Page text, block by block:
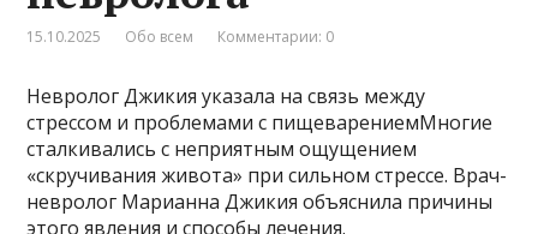
15.10.2025 Обо всем Комментарии: 0
Невролог Джикия указала на связь между
стрессом и проблемами с пищеварениемМногие
сталкивались с неприятным ощущением
«скручивания живота» при сильном стрессе. Врач-
невролог Марианна Джикия объяснила причины
этого явления и способы лечения.